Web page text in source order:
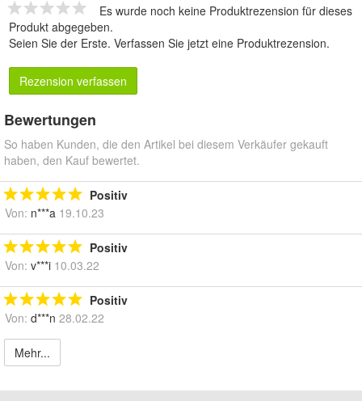
Es wurde noch keine Produktrezension für dieses
Produkt abgegeben.
Seien Sie der Erste. Verfassen Sie jetzt eine Produktrezension.
Rezension verfassen
Bewertungen
So haben Kunden, die den Artikel bei diesem Verkäufer gekauft
haben, den Kauf bewertet.
Positiv
Von: n***a 19.10.23
Positiv
Von: v***i 10.03.22
Positiv
Von: d***n 28.02.22
Mehr...